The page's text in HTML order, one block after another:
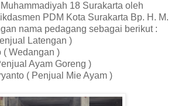
18 Surakarta oleh
PDM Kota Surakarta Bp. H. M.
nama pedagang sebagai berikut :
Latengan )
Wedangan )
Ayam Goreng )
( Penjual Mie Ayam )